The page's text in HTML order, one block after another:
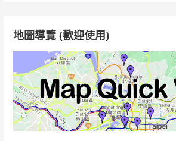
地圖導覽 (歡迎使用)